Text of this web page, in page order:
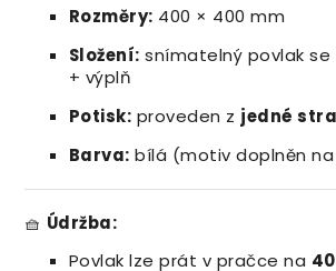
Rozměry: 400 × 400mm
Složení: snímatelný povlakse
+ výplň
Potisk: proveden z jedné
Barva: bílá (motivdoplněnna
🧺 Údržba:
Povlaklzeprát v pračcena